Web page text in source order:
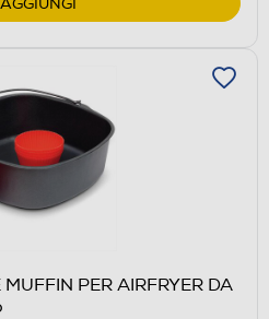
PER AIRFRYER DA